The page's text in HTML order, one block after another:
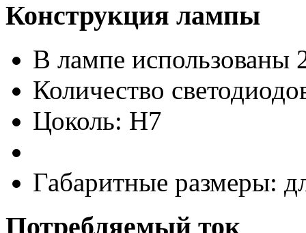
Конструкция лампы
В лампе использованы
Количество
Цоколь: H7
Габаритные размеры:
Потребляемый ток